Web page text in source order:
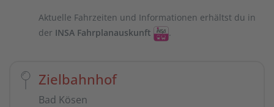
Aktuelle Fahrzeiten und Informationen erhältst du in
der INSA Fahrplanauskunft .
Zielbahnhof
Bad Kösen